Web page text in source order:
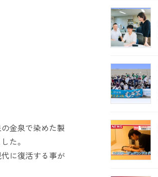
金泉で染めた製
た。
に復活する事が